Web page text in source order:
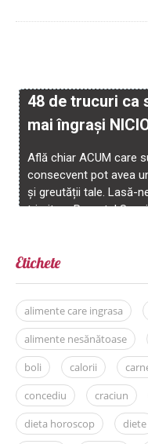
Etichete
alimente care ingrasa
alimente nesănătoase
boli
calorii
concediu
craciun
dieta horoscop
diete